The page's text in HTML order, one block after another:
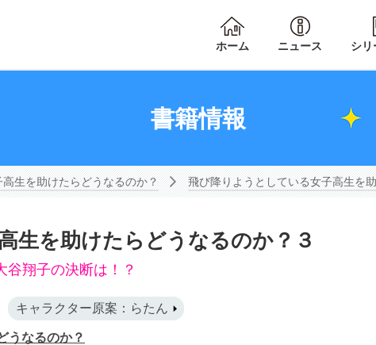
ホーム ニュース シリ
書籍情報
生を助けたらどうなるのか？ 飛び降りようとしている女子高生を
生を助けたらどうなるのか？３
翔子の決断は！？
キャラクター原案：らたん
うなるのか？